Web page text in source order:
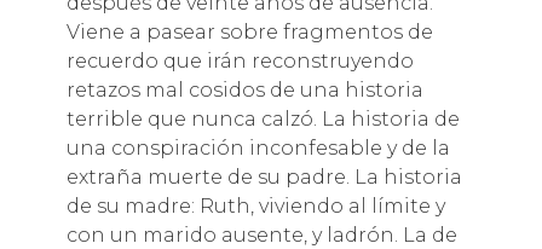
Viene a pasear sobre fragmentos de
recuerdo que irán reconstruyendo
retazos mal cosidos de una historia
terrible que nunca calzó. La historia de
una conspiración inconfesable y de la
extraña muerte de su padre. La historia
de su madre: Ruth, viviendo al límite y
con un marido ausente, y ladrón. La de